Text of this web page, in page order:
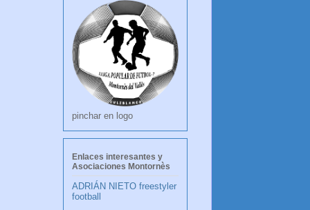
pinchar en logo
Enlaces interesantes y
Asociaciones Montornès
ADRIÁN NIETO freestyler
football